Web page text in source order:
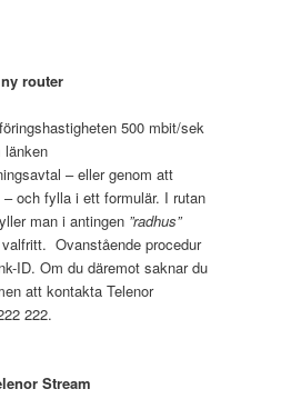
router
500 mbit/sek
länken
– eller genom att
och fylla i ett formulär. I rutan
man i antingen ”radhus”
Ovanstående procedur
ID. Om du däremot saknar du
att kontakta Telenor
222.
Stream